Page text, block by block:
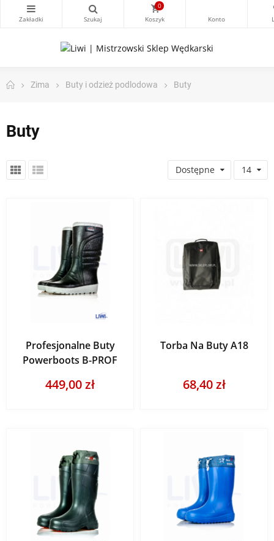
0
Zima Buty i odzież podlodowa Buty
Buty
Dostępne 14
Profesjonalne Buty
Powerboots B-PROF
449,00 zł
Torba Na Buty A18
68,40 zł